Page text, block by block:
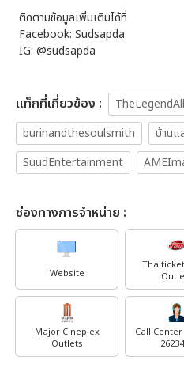
ติดตามข้อมูลเพิ่มเติมได้ที่
Facebook: Sudsapda
IG: @sudsapda
เเท็กที่เกี่ยวข้อง :
burinandthesoulsmith
บ้านแ
SuudEntertainment
ช่องทางการจำหน่าย :
Website
Major Cineplex
Outlets
Call Center